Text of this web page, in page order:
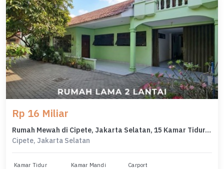
Rp 16 Miliar
Rumah Mewah di Cipete, Jakarta Selatan, 15 Kamar Tidur, LT 506m²
Cipete, Jakarta Selatan
Kamar Tidur Kamar Mandi Carport